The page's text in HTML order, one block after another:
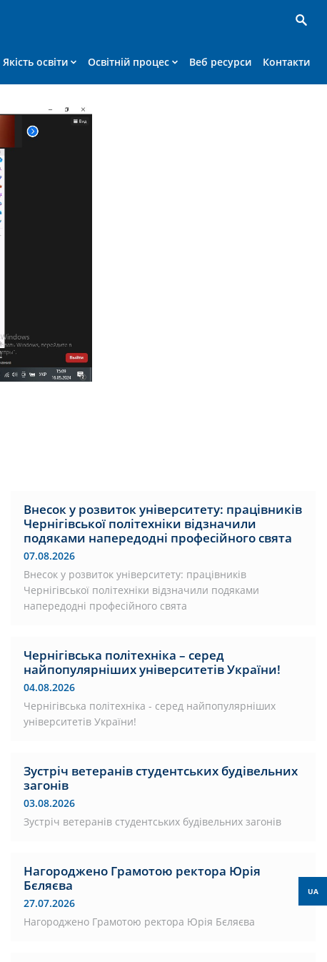
Якість освіти Освітній процес Веб ресурси Контакти
Внесок у розвиток університету: працівників
Чернігівської політехніки відзначили
подяками напередодні професійного свята
07.08.2026
Внесок у розвиток університету: працівників
Чернігівської політехніки відзначили подяками
напередодні професійного свята
Чернігівська політехніка – серед
найпопулярніших університетів України!
04.08.2026
Чернігівська політехніка - серед найпопулярніших
університетів України!
Зустріч ветеранів студентських будівельних
загонів
03.08.2026
Зустріч ветеранів студентських будівельних загонів
Нагороджено Грамотою ректора Юрія
Бєляєва
27.07.2026
Нагороджено Грамотою ректора Юрія Бєляєва
UA